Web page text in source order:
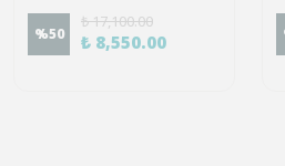
%50
₺ 17,100.00
₺ 8,550.00